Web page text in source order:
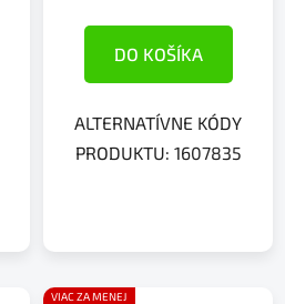
DO KOŠÍKA
ALTERNATÍVNE KÓDY
PRODUKTU: 1607835
VIAC ZA MENEJ